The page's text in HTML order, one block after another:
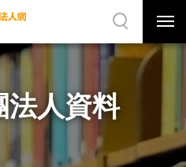
選
單
關
網
站
尋
法人資料